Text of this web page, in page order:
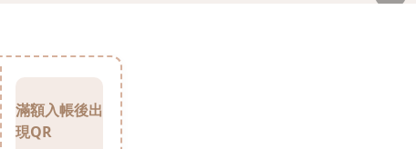
滿額入帳後出
現QR